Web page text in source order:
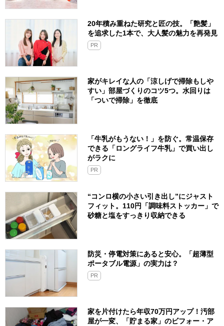
20年積み重ねた研究と匠の技。「艶髪」
を追求した1本で、大人髪の魅力を再発見
PR
家がキレイな人の「涼しげで掃除もしや
すい」部屋づくりのコツ5つ。水回りは
「ついで掃除」を徹底
「牛乳がもうない！」を防ぐ。常温保存
できる「ロングライフ牛乳」で買い出し
がラクに
PR
“コンロ横の小さい引き出し”にジャスト
フィット。110円「調味料ストッカー」で
砂糖と塩をすっきり収納できる
防災・停電対策にあると安心。「超薄型
ポータブル電源」の実力は？​
PR
家を片付けたら年収70万円アップ！汚部
屋が一変、「貯まる家」のビフォー・ア